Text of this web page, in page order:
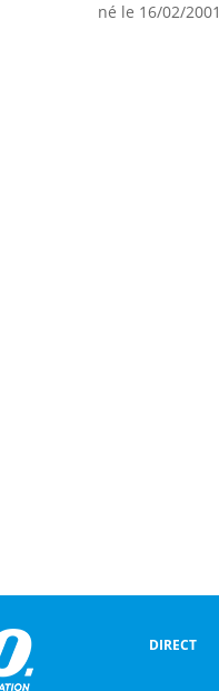
né le 16/02/2001
DIRECT